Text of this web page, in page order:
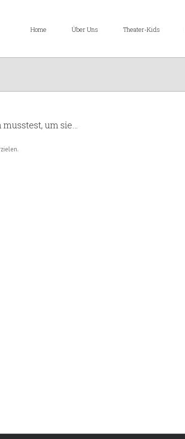
Home Über Uns Theater-Kids
um sie…